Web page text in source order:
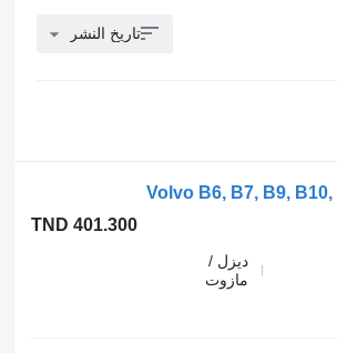
تاريخ النشر
TND 401.300
ديزل /
مازوت